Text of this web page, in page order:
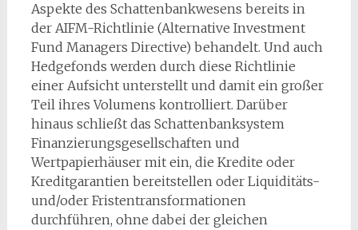
Aspekte des Schattenbankwesens bereits in
der AIFM-Richtlinie (Alternative Investment
Fund Managers Directive) behandelt. Und auch
Hedgefonds werden durch diese Richtlinie
einer Aufsicht unterstellt und damit ein großer
Teil ihres Volumens kontrolliert. Darüber
hinaus schließt das Schattenbanksystem
Finanzierungsgesellschaften und
Wertpapierhäuser mit ein, die Kredite oder
Kreditgarantien bereitstellen oder Liquiditäts-
und/oder Fristentransformationen
durchführen, ohne dabei der gleichen